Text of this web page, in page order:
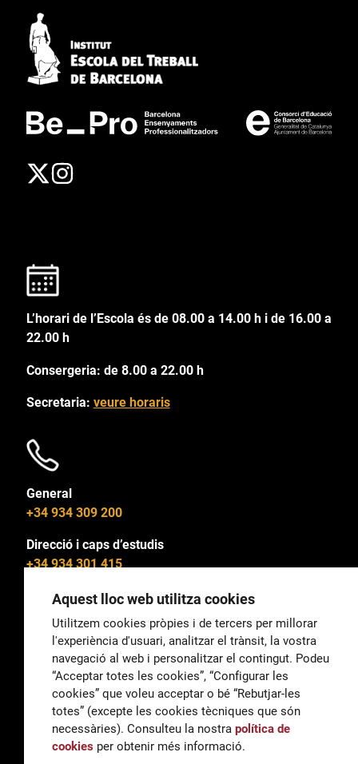
L’horari de l’Escola és de 08.00 a 14.00 h i de 16.00 a
22.00 h
Consergeria: de 8.00 a 22.00 h
Secretaria: veure horaris
General
+34 934 309 200
Direcció i caps d’estudis
+34 934 301 415
General
correu@escoladeltreball.org
Informació
informacio@escoladeltreball.org
Tràmits de secretaria
Aquest lloc web utilitza cookies
Utilitzem cookies pròpies i de tercers per millorar
l'experiència d'usuari, analitzar el trànsit, la vostra
navegació al web i personalitzar el contingut. Podeu
“Acceptar totes les cookies”, “Configurar les
cookies” que voleu acceptar o bé “Rebutjar-les
totes” (excepte les cookies tècniques que són
necessàries). Consulteu la nostra política de
cookies per obtenir més informació.